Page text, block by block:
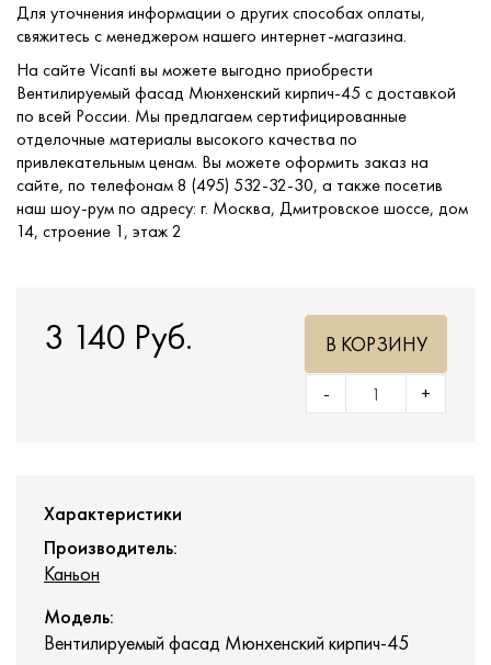
Для уточнения информации о других способах оплаты,
свяжитесь с менеджером нашего интернет-магазина.
На сайте Vicanti вы можете выгодно приобрести
Вентилируемый фасад Мюнхенский кирпич-45 с доставкой
по всей России. Мы предлагаем сертифицированные
отделочные материалы высокого качества по
привлекательным ценам. Вы можете оформить заказ на
сайте, по телефонам 8 (495) 532-32-30, а также посетив
наш шоу-рум по адресу: г. Москва, Дмитровское шоссе, дом
14, строение 1, этаж 2
3 140 Руб.
+
-
В КОРЗИНУ
Характеристики
Производитель:
Каньон
Модель:
Вентилируемый фасад Мюнхенский кирпич-45